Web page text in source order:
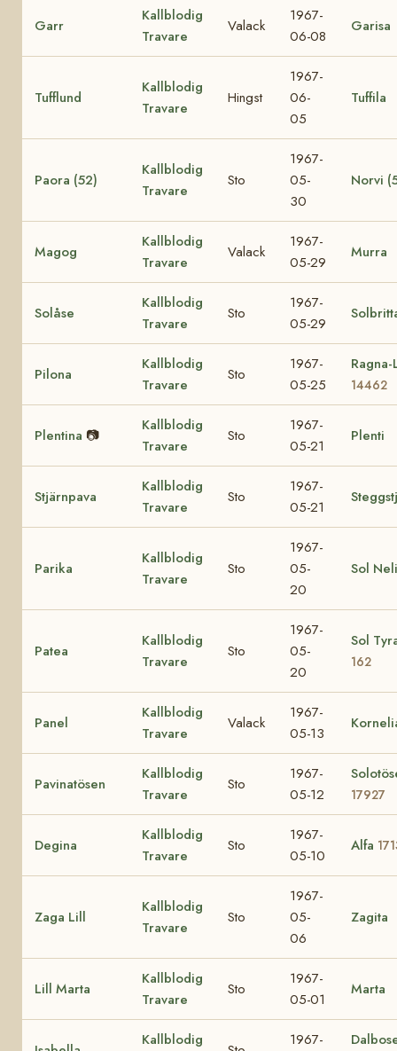
Garr
Kallblodig
Travare
Valack
1967-
06-08
Garisa
Tufflund
Kallblodig
Travare
Hingst
1967-
06-
05
Tuffila
Paora (52)
Kallblodig
Travare
Sto
1967-
05-
30
Norvi
Magog
Kallblodig
Travare
Valack
1967-
05-29
Murra
Solåse
Kallblodig
Travare
Sto
1967-
05-29
Pilona
Kallblodig
Travare
Sto
1967-
05-25
14462
Plentina 📷
Kallblodig
Travare
Sto
1967-
05-21
Plenti
Stjärnpava
Kallblodig
Travare
Sto
1967-
05-21
Parika
Kallblodig
Travare
Sto
1967-
05-
20
Sol Neli
Patea
Kallblodig
Travare
Sto
1967-
05-
20
Sol
162
Panel
Kallblodig
Travare
Valack
1967-
05-13
Pavinatösen
Kallblodig
Travare
Sto
1967-
05-12
17927
Degina
Kallblodig
Travare
Sto
1967-
05-10
Alfa
Zaga Lill
Kallblodig
Travare
Sto
1967-
05-
06
Zagita
Lill Marta
Kallblodig
Travare
Sto
1967-
05-01
Marta
Kallblodig
1967-